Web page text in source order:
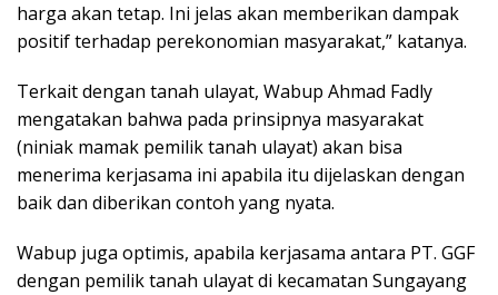
harga akan tetap. Ini jelas akan memberikan dampak
positif terhadap perekonomian masyarakat,” katanya.
Terkait dengan tanah ulayat, Wabup Ahmad Fadly
mengatakan bahwa pada prinsipnya masyarakat
(niniak mamak pemilik tanah ulayat) akan bisa
menerima kerjasama ini apabila itu dijelaskan dengan
baik dan diberikan contoh yang nyata.
Wabup juga optimis, apabila kerjasama antara PT. GGF
dengan pemilik tanah ulayat di kecamatan Sungayang